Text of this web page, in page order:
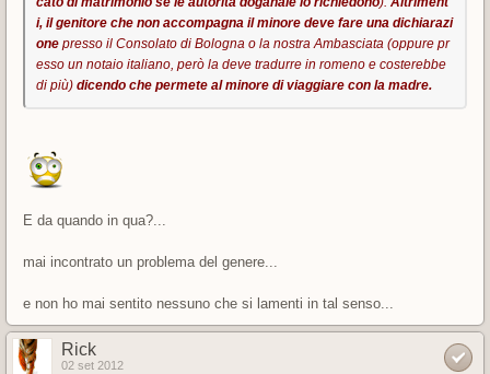
i, il genitore che non accompagna il minore deve fare una dichiarazi
one presso il Consolato di Bologna o la nostra Ambasciata (oppure pr
esso un notaio italiano, però la deve tradurre in romeno e costerebbe
di più) dicendo che permete al minore di viaggiare con la madre.
E da quando in qua?...
mai incontrato un problema del genere...
e non ho mai sentito nessuno che si lamenti in tal senso...
Rick
02 set 2012